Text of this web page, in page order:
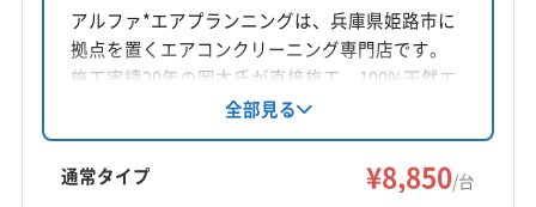
(岡山県) 倉敷市
(岡山県) 総社市
(岡山県) 津山市
(岡山県) 都窪郡早島町
(岡山県) 苫田郡鏡野町
(岡山県) 美作市
(岡山県) 和気郡和気町
(島根県) 安来市
(島根県) 隠岐郡隠岐の島町
(島根県) 隠岐郡海士町
(島根県) 隠岐郡西ノ島町
鳥取県鳥取市古海791
対応地域
倉吉市 鳥取市
岩美郡岩美町
西伯郡大山町
西伯郡南部町
西伯郡日吉津村
東伯郡琴浦町
アルファ*エアプランニングは、兵庫県姫路市に
拠点を置くエアコンクリーニング専門店です。
施工実績20年の岡本氏が直接施工。100%天然エ
コ成分のプロ用洗浄剤を使用し、新機種や自動
お掃除機能付きエアコンにも対応しています。
完全分解洗浄や抗菌コートもオプションで選択
可能。丁寧な作業と安心価格が魅力です。
全部見る
通常タイプ ¥8,850/台